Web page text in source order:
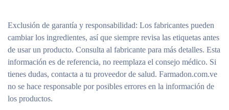
Exclusión de garantía y responsabilidad: Los fabricantes pueden
cambiar los ingredientes, así que siempre revisa las etiquetas antes
de usar un producto. Consulta al fabricante para más detalles. Esta
información es de referencia, no reemplaza el consejo médico. Si
tienes dudas, contacta a tu proveedor de salud. Farmadon.com.ve
no se hace responsable por posibles errores en la información de
los productos.